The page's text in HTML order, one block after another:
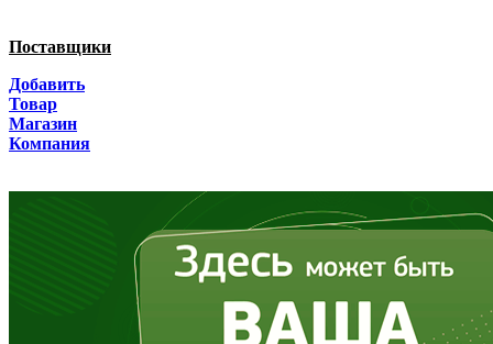
Волгоградская область
Вологодская область
Дагестан
Поставщики
Добавить
Товар
Магазин
Компания